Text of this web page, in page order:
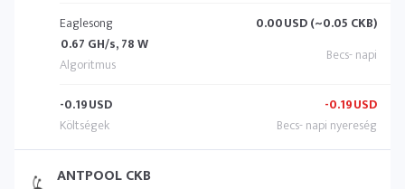
Eaglesong
0.67 GH/s, 78 W
0.00USD (~0.05 CKB)
-0.19USD -0.19USD
ANTPOOL CKB